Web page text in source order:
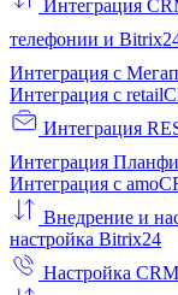
Интеграция
телефонии и
Интеграция с
Интеграция с
Интеграция
Интеграция
Интеграция с
Внедрение и
настройка Bitrix24
Настройка CRM